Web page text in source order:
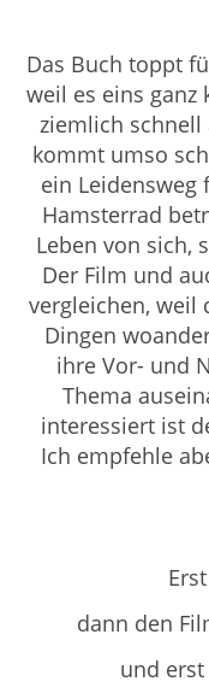
Das Buch toppt
weil es eins ganz
ziemlich schnell
kommt umso
ein Leidensweg
Hamsterrad
Leben von sich,
Der Film und
vergleichen, weil
Dingen
ihre Vor- und
Thema
interessiert ist
Ich empfehle
dann den
und